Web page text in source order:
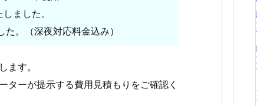
ました。
。（深夜対応料金込み）
ます。
ターが提示する費用見積もりをご確認く